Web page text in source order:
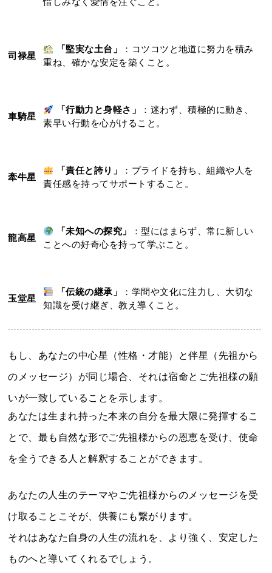
惜しみなく愛情を注ぐこと。
司禄星
「堅実な土台」
：コツコツと地道に努力を積み
重ね、確かな安定を築くこと。
車騎星
「行動力と身軽さ」
：迷わず、積極的に動き、
素早い行動を心がけること。
牽牛星
「責任と誇り」
：プライドを持ち、組織や人を
責任感を持ってサポートすること。
龍高星
「未知への探究」
：型にはまらず、常に新しい
ことへの好奇心を持って学ぶこと。
玉堂星
「伝統の継承」
：学問や文化に注力し、大切な
知識を受け継ぎ、教え導くこと。
もし、あなたの中心星（性格・才能）と伴星（先祖から
のメッセージ）が同じ場合、それは宿命とご先祖様の願
いが一致していることを示します。
あなたは生まれ持った本来の自分を最大限に発揮するこ
とで、最も自然な形でご先祖様からの恩恵を受け、使命
を全うできる人と解釈することができます。
あなたの人生のテーマやご先祖様からのメッセージを受
け取ることこそが、供養にも繋がります。
それはあなた自身の人生の流れを、より強く、安定した
ものへと導いてくれるでしょう。